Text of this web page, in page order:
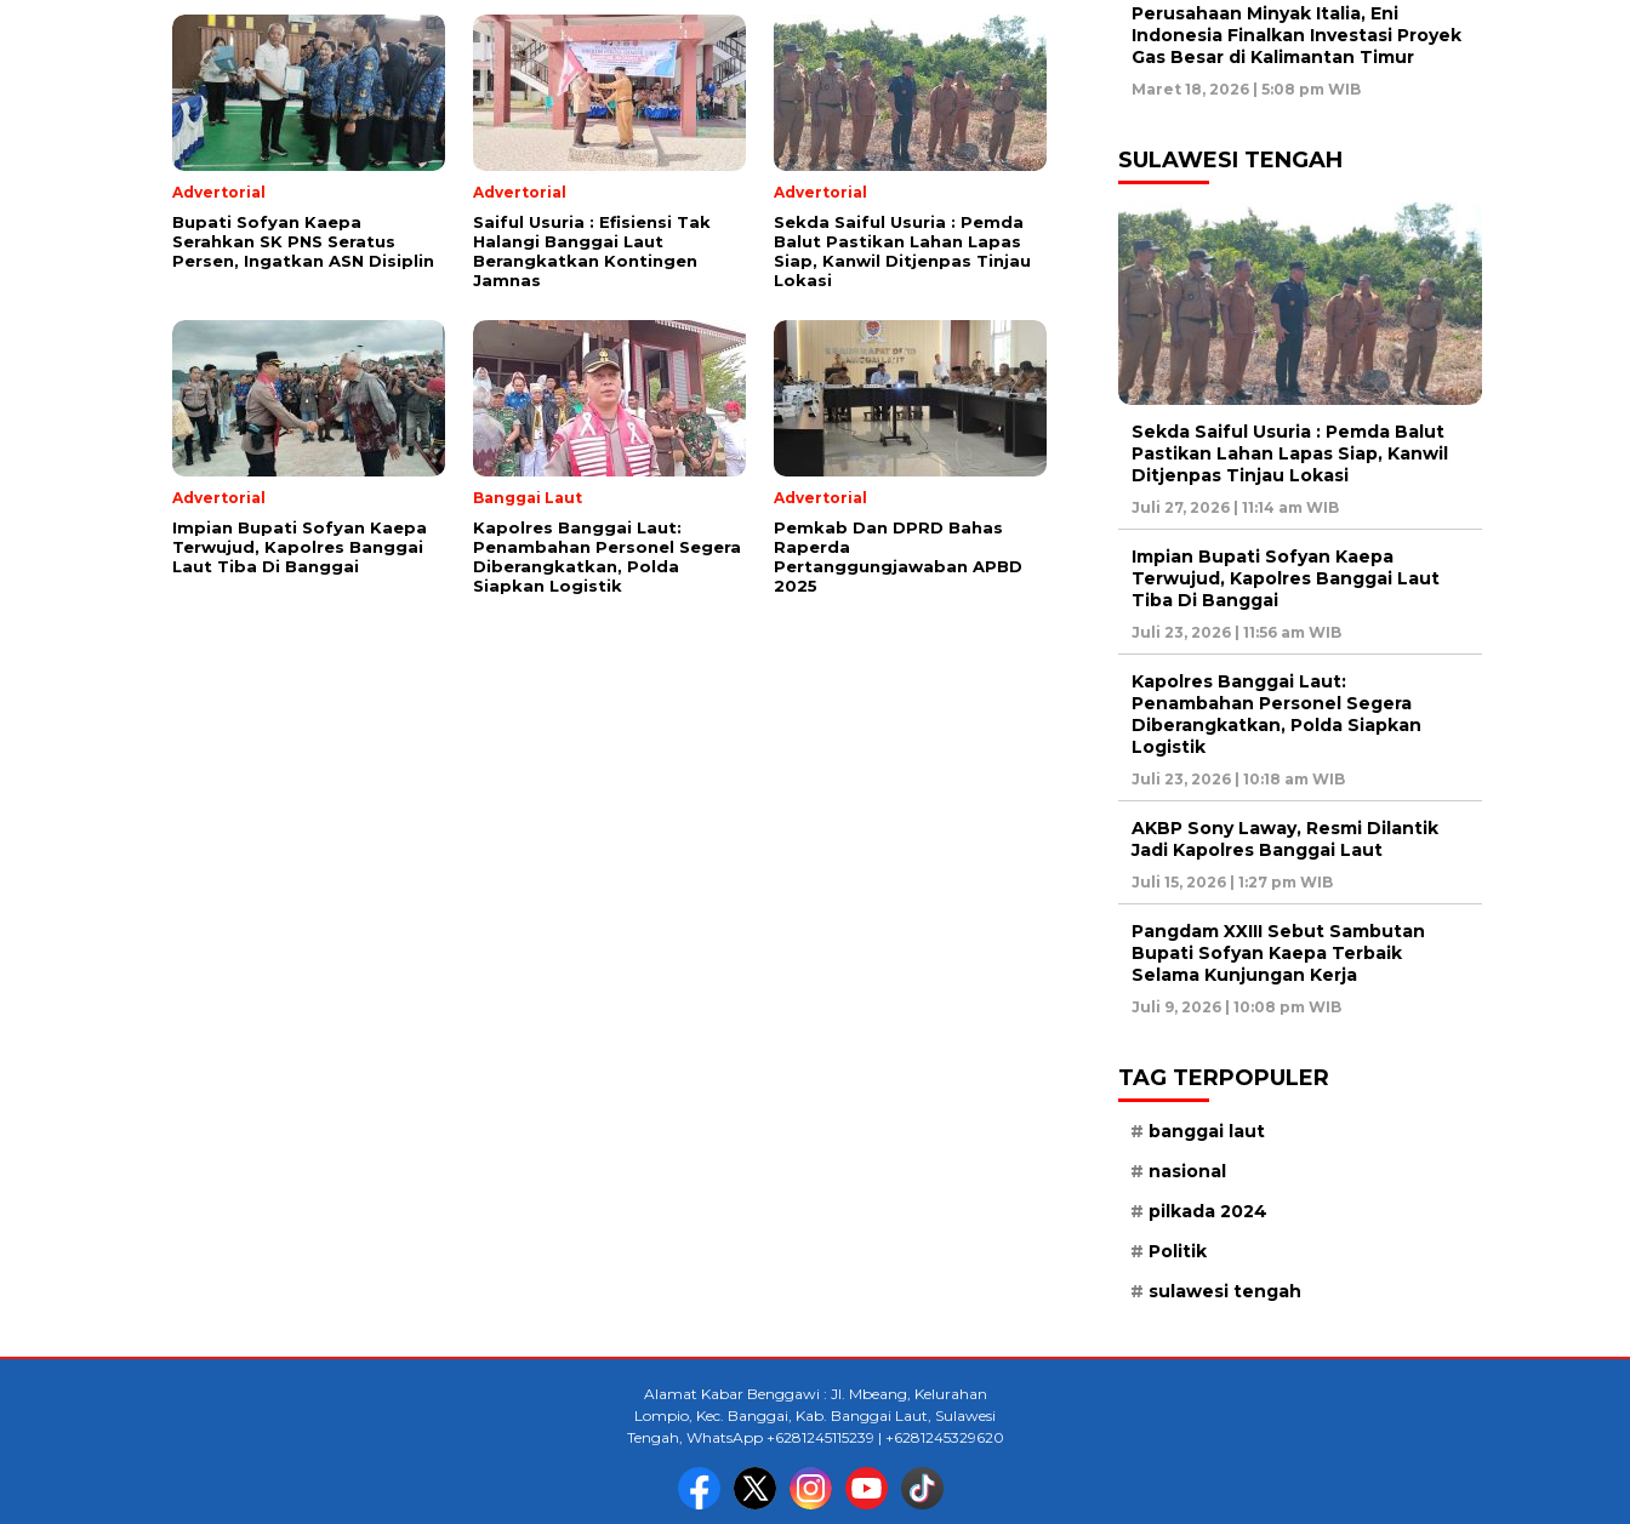
Advertorial
Bupati Sofyan Kaepa
Serahkan SK PNS Seratus
Persen, Ingatkan ASN Disiplin
Advertorial
Saiful Usuria : Efisiensi Tak
Halangi Banggai Laut
Berangkatkan Kontingen
Jamnas
Advertorial
Sekda Saiful Usuria : Pemda
Balut Pastikan Lahan Lapas
Siap, Kanwil Ditjenpas Tinjau
Lokasi
Advertorial
Impian Bupati Sofyan Kaepa
Terwujud, Kapolres Banggai
Laut Tiba Di Banggai
Banggai Laut
Kapolres Banggai Laut:
Penambahan Personel Segera
Diberangkatkan, Polda
Siapkan Logistik
Advertorial
Pemkab Dan DPRD Bahas
Raperda
Pertanggungjawaban APBD
2025
Perusahaan Minyak Italia, Eni
Indonesia Finalkan Investasi Proyek
Gas Besar di Kalimantan Timur
Maret 18, 2026 | 5:08 pm WIB
SULAWESI TENGAH
Sekda Saiful Usuria : Pemda Balut
Pastikan Lahan Lapas Siap, Kanwil
Ditjenpas Tinjau Lokasi
Juli 27, 2026 | 11:14 am WIB
Impian Bupati Sofyan Kaepa
Terwujud, Kapolres Banggai Laut
Tiba Di Banggai
Juli 23, 2026 | 11:56 am WIB
Kapolres Banggai Laut:
Penambahan Personel Segera
Diberangkatkan, Polda Siapkan
Logistik
Juli 23, 2026 | 10:18 am WIB
AKBP Sony Laway, Resmi Dilantik
Jadi Kapolres Banggai Laut
Juli 15, 2026 | 1:27 pm WIB
Pangdam XXIII Sebut Sambutan
Bupati Sofyan Kaepa Terbaik
Selama Kunjungan Kerja
Juli 9, 2026 | 10:08 pm WIB
TAG TERPOPULER
banggai laut
nasional
pilkada 2024
Politik
sulawesi tengah
Alamat Kabar Benggawi : Jl. Mbeang, Kelurahan
Lompio, Kec. Banggai, Kab. Banggai Laut, Sulawesi
Tengah, WhatsApp +6281245115239 | +6281245329620